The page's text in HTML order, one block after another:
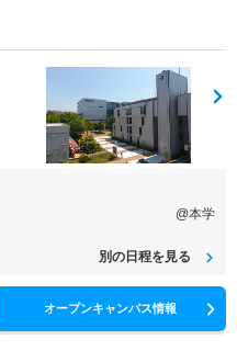
@本学
別の日程を見る
オープンキャンパス情報